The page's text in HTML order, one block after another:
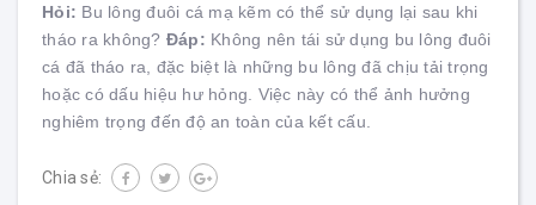
Hỏi: Bu lông đuôi cá mạ kẽm có thể sử dụng lại sau khi
tháo ra không? Đáp: Không nên tái sử dụng bu lông đuôi
cá đã tháo ra, đặc biệt là những bu lông đã chịu tải trọng
hoặc có dấu hiệu hư hỏng. Việc này có thể ảnh hưởng
nghiêm trọng đến độ an toàn của kết cấu.
Chia sẻ: